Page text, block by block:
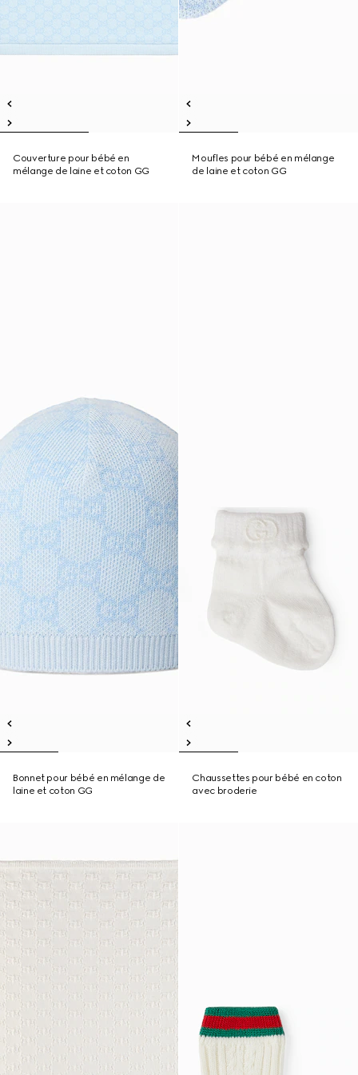
Couverture pour bébé en
mélange de laine et coton GG
Moufles pour bébé en mélange
de laine et coton GG
Bonnet pour bébé en mélange de
laine et coton GG
Chaussettes pour bébé en coton
avec broderie